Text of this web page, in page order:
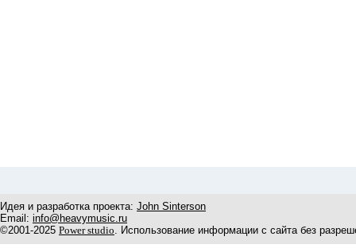
Идея и разработка проекта: John Sinterson
Email: info@heavymusic.ru
©2001-2025 Power studio. Использование информации с сайта без